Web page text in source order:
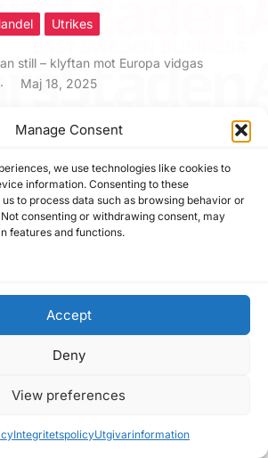
Manage Consent
we use technologies like cookies to
information. Consenting to these
to process data such as browsing behavior or
consenting or withdrawing consent, may
features and functions.
Accept
Deny
View preferences
IntegritetspolicyUtgivarinformation
Utrikes
still – klyftan mot Europa vidgas
Maj 18, 2025
Maj 7, 2025